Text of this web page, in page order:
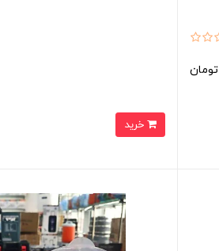
تومان
خرید